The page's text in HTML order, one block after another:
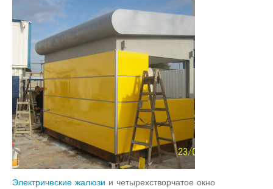
Электрические жалюзи и четырехстворчатое окно